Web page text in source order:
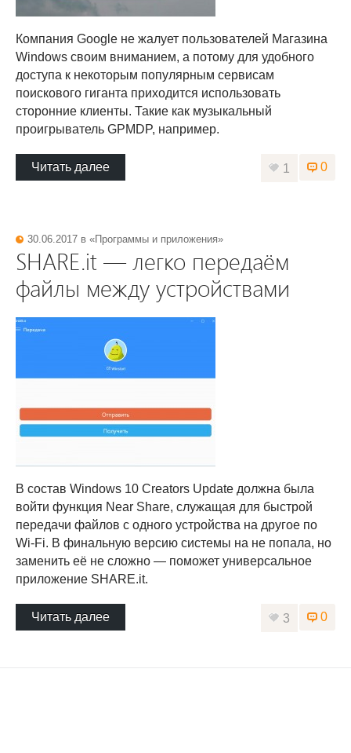
Компания Google не жалует пользователей Магазина
Windows своим вниманием, а потому для удобного
доступа к некоторым популярным сервисам
поискового гиганта приходится использовать
сторонние клиенты. Такие как музыкальный
проигрыватель GPMDP, например.
0
1
Читать далее
30.06.2017 в «Программы и приложения»
SHARE.it — легко передаём
файлы между устройствами
В состав Windows 10 Creators Update должна была
войти функция Near Share, служащая для быстрой
передачи файлов с одного устройства на другое по
Wi-Fi. В финальную версию системы на не попала, но
заменить её не сложно — поможет универсальное
приложение SHARE.it.
0
3
Читать далее